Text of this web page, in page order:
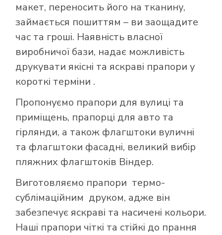
макет, переносить його на тканину,
займається пошиттям – ви заощадите
час та гроші. Наявність власної
виробничої бази, надає можливість
друкувати якісні та яскраві прапори у
короткі терміни .
Пропонуємо прапори для вулиці та
приміщень, прапорці для авто та
гірлянди, а також флагштоки вуличні
та флагштоки фасадні, великий вибір
пляжних флагштоків Віндер.
Виготовляємо прапори термо-
сублімаційним друком, адже він
забезпечує яскраві та насичені кольори.
Наші прапори чіткі та стійкі до прання